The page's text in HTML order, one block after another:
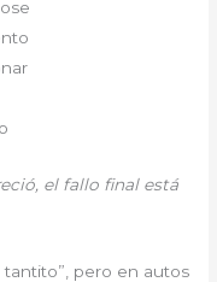
el fallo final está
pero en autos